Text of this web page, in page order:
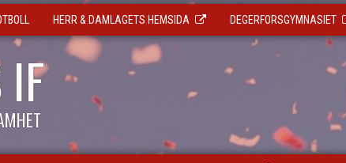
HERR & DAMLAGETS HEMSIDA DEGERFORSGYMNASIET
IF